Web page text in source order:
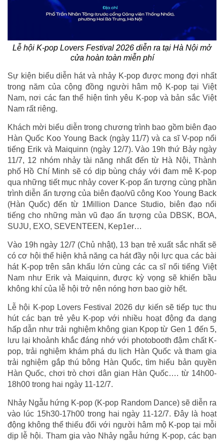
Lễ hội K-pop Lovers Festival 2026 diễn ra tại Hà Nội mở
cửa hoàn toàn miễn phí
Sự kiện biểu diễn hát và nhảy K-pop được mong đợi nhất
trong năm của cộng đồng người hâm mộ K-pop tại Việt
Nam, nơi các fan thể hiện tình yêu K-pop và bản sắc Việt
Nam rất riêng.
Khách mời biểu diễn trong chương trình bao gồm biên đạo
Hàn Quốc Koo Young Back (ngày 11/7) và ca sĩ V-pop nổi
tiếng Erik và Maiquinn (ngày 12/7). Vào 19h thứ Bảy ngày
11/7, 12 nhóm nhảy tài năng nhất đến từ Hà Nội, Thành
phố Hồ Chí Minh sẽ có dịp bùng cháy với đam mê K-pop
qua những tiết mục nhảy cover K-pop ấn tượng cùng phần
trình diễn ấn tượng của biên đạo/vũ công Koo Young Back
(Hàn Quốc) đến từ 1Million Dance Studio, biên đạo nổi
tiếng cho những màn vũ đạo ấn tượng của DBSK, BOA,
SUJU, EXO, SEVENTEEN, Kep1er…
Vào 19h ngày 12/7 (Chủ nhật), 13 bạn trẻ xuất sắc nhất sẽ
có cơ hội thể hiện khả năng ca hát đầy nội lực qua các bài
hát K-pop trên sân khấu lớn cùng các ca sĩ nổi tiếng Việt
Nam như Erik và Maiquinn, được kỳ vọng sẽ khiến bầu
không khí của lễ hội trở nên nóng hơn bao giờ hết.
Lễ hội K-pop Lovers Festival 2026 dự kiến sẽ tiếp tục thu
hút các bạn trẻ yêu K-pop với nhiều hoạt động đa dạng
hấp dẫn như trải nghiệm không gian Kpop từ Gen 1 đến 5,
lưu lại khoảnh khắc đáng nhớ với photobooth đậm chất K-
pop, trải nghiệm khám phá du lịch Hàn Quốc và tham gia
trải nghiệm gắp thú bông Hàn Quốc, tìm hiểu bản quyền
Hàn Quốc, chơi trò chơi dân gian Hàn Quốc…. từ 14h00-
18h00 trong hai ngày 11-12/7.
Nhảy Ngẫu hứng K-pop (K-pop Random Dance) sẽ diễn ra
vào lúc 15h30-17h00 trong hai ngày 11-12/7. Đây là hoạt
động không thể thiếu đối với người hâm mộ K-pop tại mỗi
dịp lễ hội. Tham gia vào Nhảy ngẫu hứng K-pop, các bạn